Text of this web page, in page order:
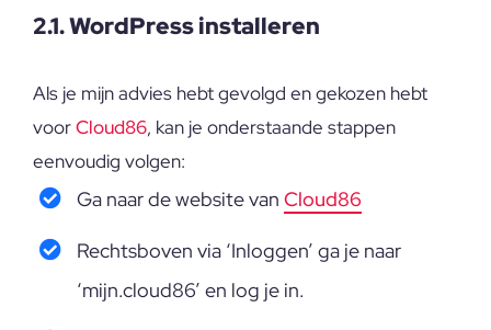
2.1. WordPress installeren
Als je mijn advies hebt gevolgd en gekozen hebt
voorCloud86, kan je onderstaande stappen
eenvoudig volgen:
Ga naar de website van Cloud86
Rechtsboven via ‘Inloggen’ ga je naar
‘mijn.cloud86’ en log je in.